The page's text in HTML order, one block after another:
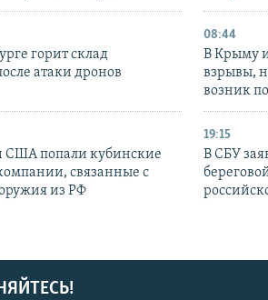
горит склад
атаки дронов
08:44
В Крыму
взрывы,
возник
США попали кубинские
связанные с
из РФ
19:15
В СБУ